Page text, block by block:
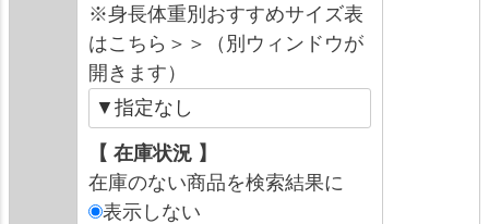
※身長体重別おすすめサイズ表
はこちら＞＞（別ウィンドウが
開きます）
【 在庫状況 】
在庫のない商品を検索結果に
表示しない